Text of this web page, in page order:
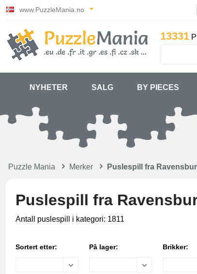
www.PuzzleMania.no
13331
NYHETER SALG BY PIECES
Puzzle Mania Merker Puslespill fra
Puslespill fra
Antall puslespill i kategori: 1811
Sortert etter: På lager: Brikker: